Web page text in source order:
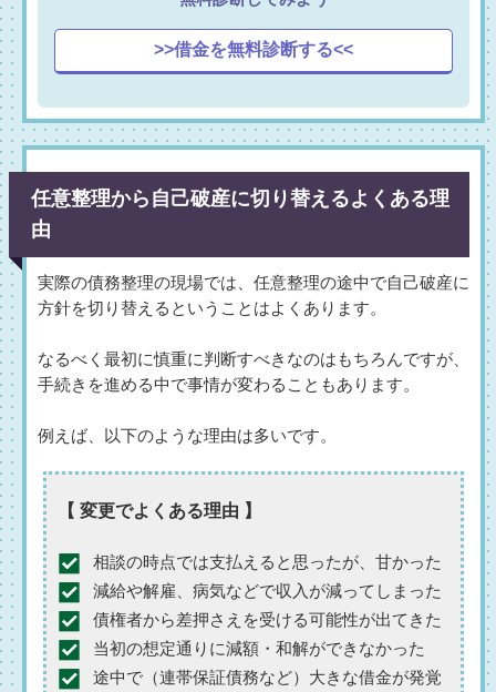
>>借金を無料診断する<<
任意整理から自己破産に切り替えるよくある理
由
実際の債務整理の現場では、任意整理の途中で自己破産に
方針を切り替えるということはよくあります。
なるべく最初に慎重に判断すべきなのはもちろんですが、
手続きを進める中で事情が変わることもあります。
例えば、以下のような理由は多いです。
【 変更でよくある理由 】
相談の時点では支払えると思ったが、甘かった
減給や解雇、病気などで収入が減ってしまった
債権者から差押さえを受ける可能性が出てきた
当初の想定通りに減額・和解ができなかった
途中で（連帯保証債務など）大きな借金が発覚